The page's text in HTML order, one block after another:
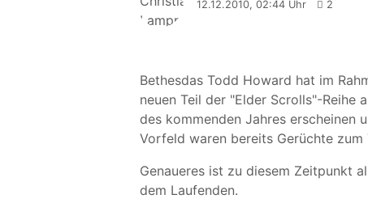
12.12.2010, 02:44 Uhr
2
Bethesdas Todd Howard hat im
neuen Teil der "Elder Scrolls"-
des kommenden Jahres erscheinen
Vorfeld waren bereits Gerüchte zum
Genaueres ist zu diesem Zeitpunkt
dem Laufenden.